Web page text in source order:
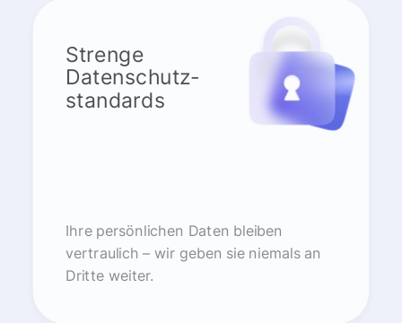
Strenge
Datenschutz-
standards
Ihre persönlichen Daten bleiben
vertraulich – wir geben sie niemals an
Dritte weiter.